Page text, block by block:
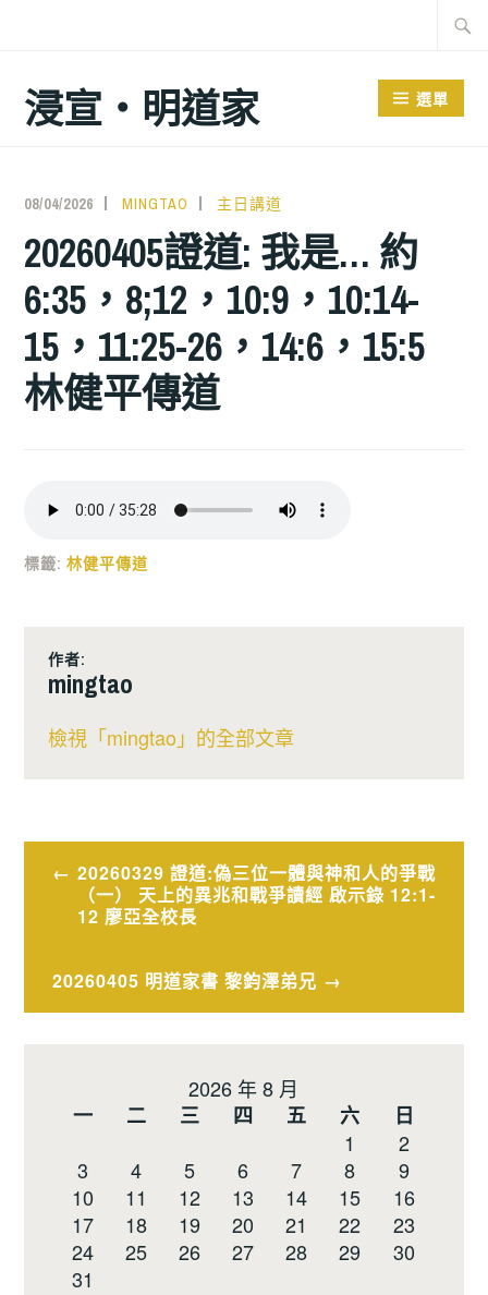
關
鍵
浸宣‧明道家 選單
08/04/2026 MINGTAO 主日講道
20260405證道: 我是… 約
6:35，8;12，10:9，10:14-
15，11:25-26，14:6，15:5
林健平傳道
標籤:林健平傳道
作者:
mingtao
檢視「mingtao」的全部文章
文
覽
20260329 證道:偽三位一體與神和人的爭戰
（一） 天上的異兆和戰爭讀經 啟示錄 12:1-
12 廖亞全校長
20260405 明道家書 黎鈞澤弟兄
2026 年 8 月
一
二 三 四 五 六
日
1
2
3
4 5 6 7 8
9
10
11 12 13 14 15
16
17
18 19 20 21 22
23
24
25 26 27 28 29
30
31